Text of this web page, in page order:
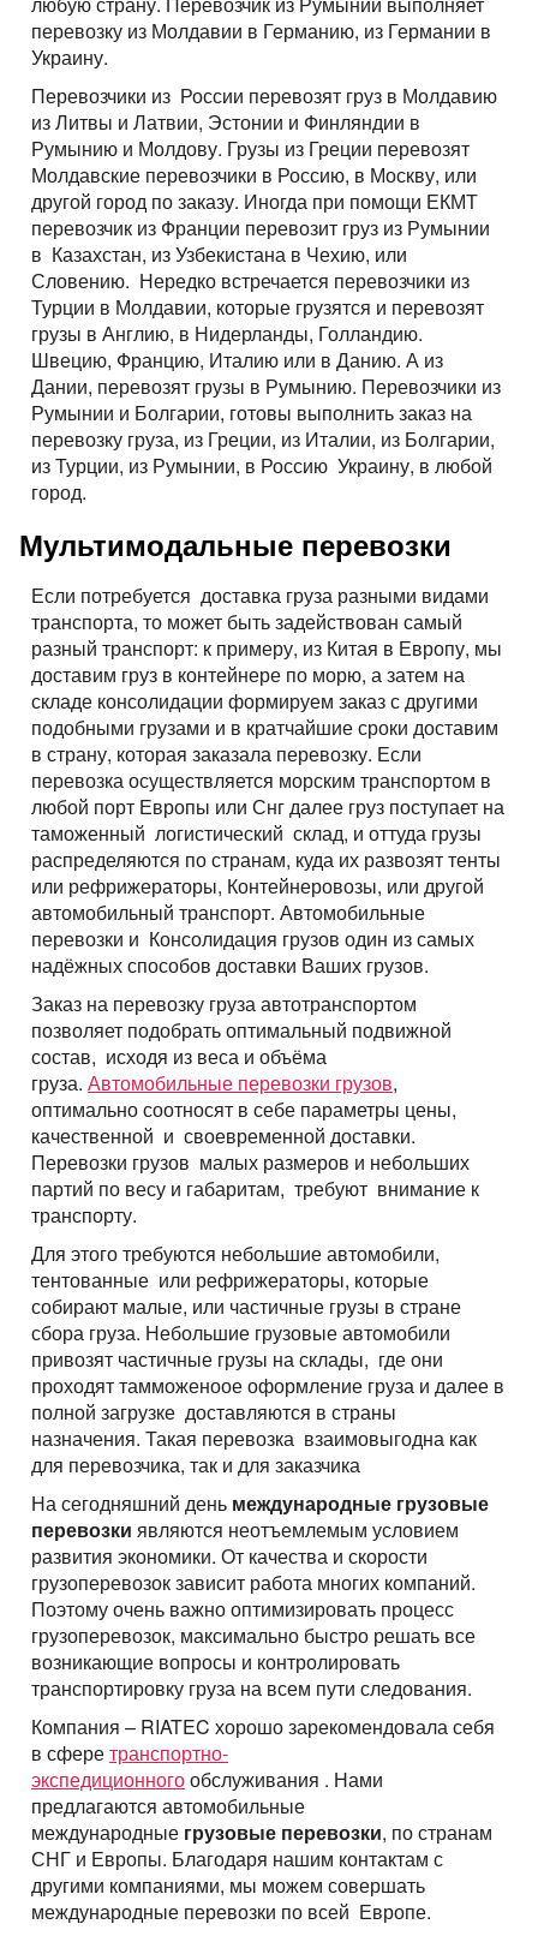
перевозку из Молдавии в Германию, из Германии в
Украину.
Перевозчики из России перевозят груз в Молдавию
из Литвы и Латвии, Эстонии и Финляндии в
Румынию и Молдову. Грузы из Греции перевозят
Молдавские перевозчики в Россию, в Москву, или
другой город по заказу. Иногда при помощи ЕКМТ
перевозчик из Франции перевозит груз из Румынии
в Казахстан, из Узбекистана в Чехию, или
Словению. Нередко встречается перевозчики из
Турции в Молдавии, которые грузятся и перевозят
грузы в Англию, в Нидерланды, Голландию.
Швецию, Францию, Италию или в Данию. А из
Дании, перевозят грузы в Румынию. Перевозчики из
Румынии и Болгарии, готовы выполнить заказ на
перевозку груза, из Греции, из Италии, из Болгарии,
из Турции, из Румынии, в Россию Украину, в любой
город.
Мультимодальные перевозки
Если потребуется доставка груза разными видами
транспорта, то может быть задействован самый
разный транспорт: к примеру, из Китая в Европу, мы
доставим груз в контейнере по морю, а затем на
складе консолидации формируем заказ с другими
подобными грузами и в кратчайшие сроки доставим
в страну, которая заказала перевозку. Если
перевозка осуществляется морским транспортом в
любой порт Европы или Снг далее груз поступает на
таможенный логистический склад, и оттуда грузы
распределяются по странам, куда их развозят тенты
или рефрижераторы, Контейнеровозы, или другой
автомобильный транспорт. Автомобильные
перевозки и Консолидация грузов один из самых
надёжных способов доставки Ваших грузов.
Заказ на перевозку груза автотранспортом
позволяет подобрать оптимальный подвижной
состав, исходя из веса и объёма
груза. Автомобильные перевозки грузов,
оптимально соотносят в себе параметры цены,
качественной и своевременной доставки.
Перевозки грузов малых размеров и небольших
партий по весу и габаритам, требуют внимание к
транспорту.
Для этого требуются небольшие автомобили,
тентованные или рефрижераторы, которые
собирают малые, или частичные грузы в стране
сбора груза. Небольшие грузовые автомобили
привозят частичные грузы на склады, где они
проходят тамможеноое оформление груза и далее в
полной загрузке доставляются в страны
назначения. Такая перевозка взаимовыгодна как
для перевозчика, так и для заказчика
На сегодняшний день международные грузовые
перевозки являются неотъемлемым условием
развития экономики. От качества и скорости
грузоперевозок зависит работа многих компаний.
Поэтому очень важно оптимизировать процесс
грузоперевозок, максимально быстро решать все
возникающие вопросы и контролировать
транспортировку груза на всем пути следования.
Компания – RIATEC хорошо зарекомендовала себя
в сферетранспортно-
экспедиционногообслуживания . Нами
предлагаются автомобильные
международные грузовые перевозки, по странам
СНГ и Европы. Благодаря нашим контактам с
другими компаниями, мы можем совершать
международные перевозки по всей Европе.